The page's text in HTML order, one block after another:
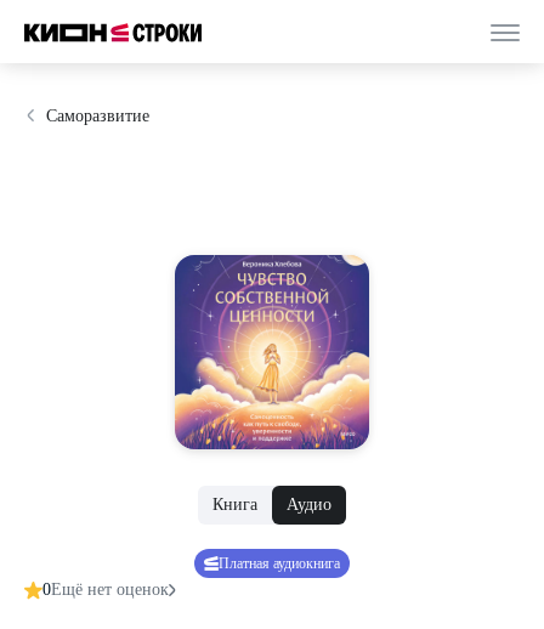
Саморазвитие
Книга Аудио
Платная аудиокнига
0Ещё нет оценок